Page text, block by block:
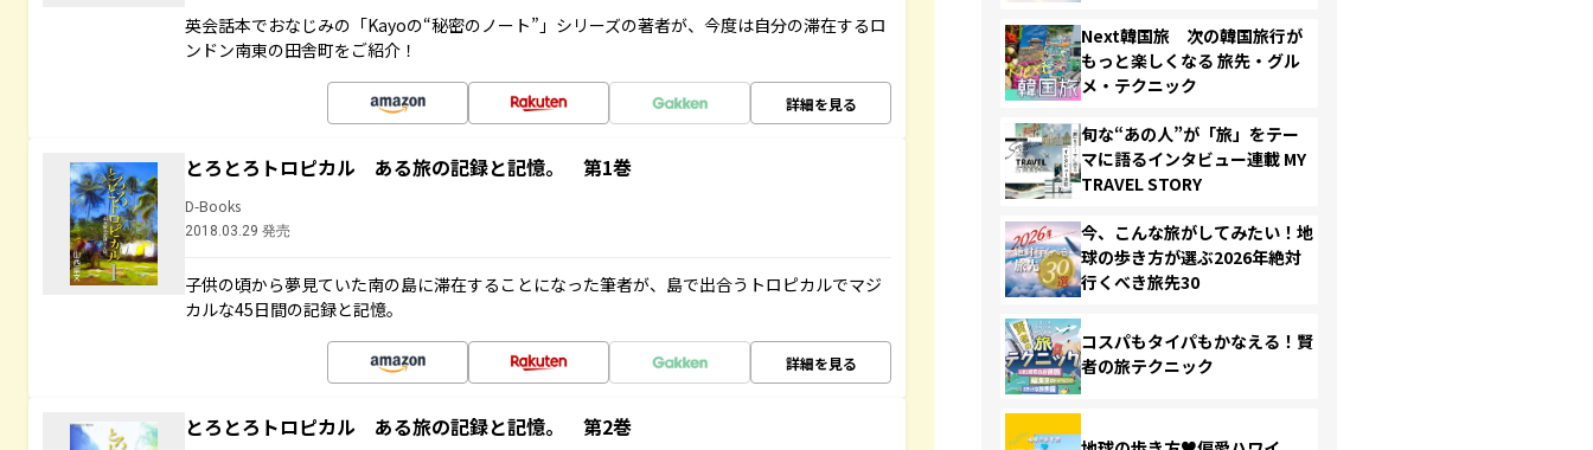
英会話本でおなじみの「Kayoの“秘密のノート”」シリーズの著者が、今度は自分の滞在するロ
ンドン南東の田舎町をご紹介！
詳細を見る
とろとろトロピカル ある旅の記録と記憶。 第1巻
D-Books
2018.03.29 発売
子供の頃から夢見ていた南の島に滞在することになった筆者が、島で出合うトロピカルでマジ
カルな45日間の記録と記憶。
詳細を見る
とろとろトロピカル ある旅の記録と記憶。 第2巻
Next韓国旅 次の韓国旅行が
もっと楽しくなる 旅先・グル
メ・テクニック
旬な“あの人”が「旅」をテー
マに語るインタビュー連載 MY
TRAVEL STORY
今、こんな旅がしてみたい！地
球の歩き方が選ぶ2026年絶対
行くべき旅先30
コスパもタイパもかなえる！賢
者の旅テクニック